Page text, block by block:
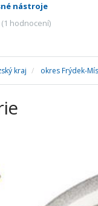
nástroje
(1 hodnocení)
kraj okres Frýdek-